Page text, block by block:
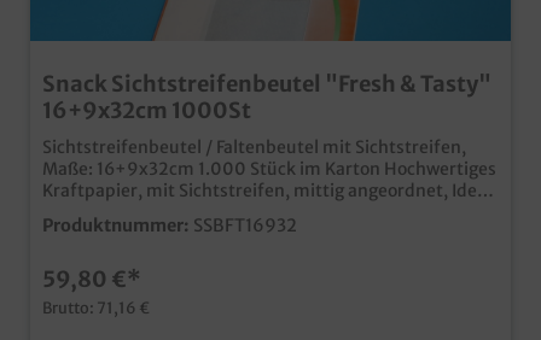
Snack Sichtstreifenbeutel "Fresh & Tasty"
16+9x32cm 1000St
Sichtstreifenbeutel / Faltenbeutel mit Sichtstreifen,
Maße: 16+9x32cm 1.000 Stück im Karton Hochwertiges
Kraftpapier, mit Sichtstreifen, mittig angeordnet, Ideal
für Snack-, Coffee- und Tankshop, auch im
Bäckerbereich verwendbar moderner Fresh & Tasty
in unserem Sortiment Qualität Made in Germany auch
individell bedruckbar, schon ab 30.000 Stück
Produktnummer: SSBFT16932
59,80 €*
Brutto: 71,16 €